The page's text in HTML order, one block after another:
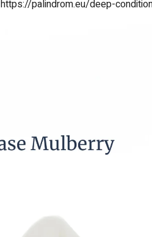
https://palindrom.eu/deep-